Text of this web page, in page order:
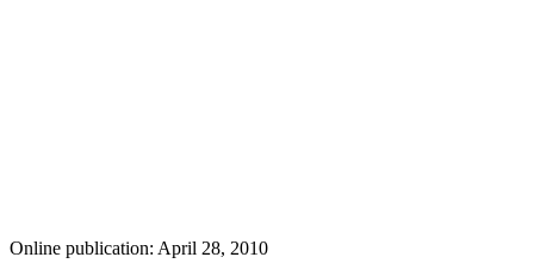
Online publication: April 28, 2010